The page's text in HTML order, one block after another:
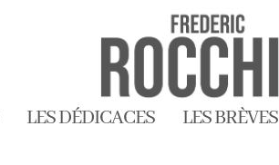
LES DÉDICACES LES BRÈVES